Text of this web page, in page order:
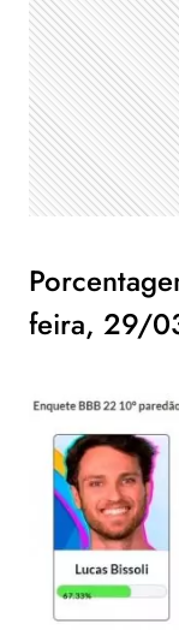
feira, 29/